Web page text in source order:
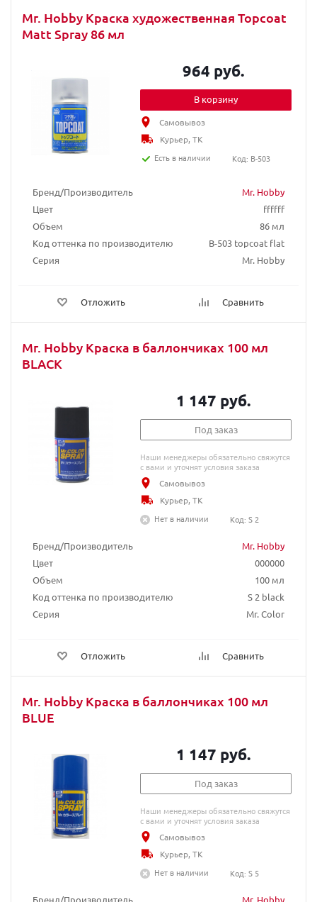
Mr. Hobby Краска художественная Topcoat
Matt Spray 86 мл
Бренд/Производитель
Mr. Hobby
Цвет
ffffff
Объем
86 мл
Код оттенка по производителю
B-503 topcoat flat
Серия
Mr. Hobby
Отложить Сравнить
964 руб.
В корзину
Самовывоз
Курьер, ТК
Есть в наличии
Код: B-503
Mr. Hobby Краска в баллончиках 100 мл
BLACK
Бренд/Производитель
Mr. Hobby
Цвет
000000
Объем
100 мл
Код оттенка по производителю
S 2 black
Серия
Mr. Color
Отложить Сравнить
1 147 руб.
Под заказ
Наши менеджеры обязательно свяжутся
с вами и уточнят условия заказа
Самовывоз
Курьер, ТК
Нет в наличии
Код: S 2
Mr. Hobby Краска в баллончиках 100 мл
BLUE
Бренд/Производитель Mr. Hobby
1 147 руб.
Под заказ
Наши менеджеры обязательно свяжутся
с вами и уточнят условия заказа
Самовывоз
Курьер, ТК
Нет в наличии
Код: S 5